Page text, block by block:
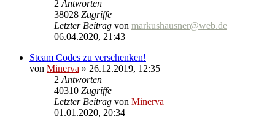
2 Antworten
38028 Zugriffe
Letzter Beitrag von markushausner@web.de
06.04.2020, 21:43
Steam Codes zu verschenken!
von Minerva » 26.12.2019, 12:35
2 Antworten
40310 Zugriffe
Letzter Beitrag von Minerva
01.01.2020, 20:34